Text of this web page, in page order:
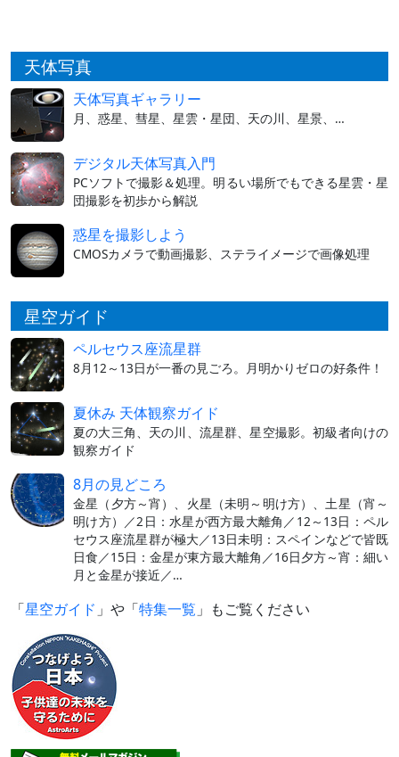
天体写真
天体写真ギャラリー
月、惑星、彗星、星雲・星団、天の川、星景、…
デジタル天体写真入門
PCソフトで撮影＆処理。明るい場所でもできる星雲・星
団撮影を初歩から解説
惑星を撮影しよう
CMOSカメラで動画撮影、ステライメージで画像処理
星空ガイド
ペルセウス座流星群
8月12～13日が一番の見ごろ。月明かりゼロの好条件！
夏休み 天体観察ガイド
夏の大三角、天の川、流星群、星空撮影。初級者向けの
観察ガイド
8月の見どころ
金星（夕方～宵）、火星（未明～明け方）、土星（宵～
明け方）／2日：水星が西方最大離角／12～13日：ペル
セウス座流星群が極大／13日未明：スペインなどで皆既
日食／15日：金星が東方最大離角／16日夕方～宵：細い
月と金星が接近／…
「星空ガイド 」や「特集一覧 」もご覧ください